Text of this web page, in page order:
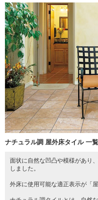
ナチュラル調 屋外床タイル 一覧
面状に自然な凹凸や模様があり
しました。
外床に使用可能な適正表示が「